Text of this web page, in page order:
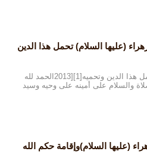
(عليها السلام) تحمل هذا الدين
الصدّيقة الزهراء (عليها السلام) تحمل هذا الدين وتحميه[1][2013الحمد لله
والسلام على أمينه على وحيه وسيد
(عليها السلام)وإقامة حكم الله